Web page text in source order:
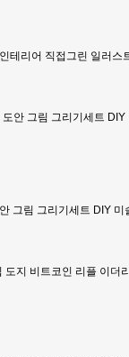
테리어 직접그린 일러스
그림 그리기세트 DIY 미